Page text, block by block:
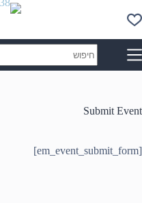
to
content
results
Submit Event
[em_event_submit_form]